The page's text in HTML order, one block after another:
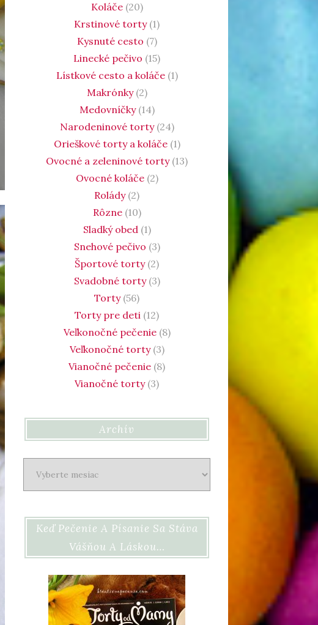
Koláče(20)
Krstinové torty(1)
Kysnuté cesto (7)
Linecké pečivo (15)
Lístkové cesto a koláče(1)
Makrónky(2)
Medovníčky(14)
Narodeninové torty(24)
Orieškové torty a koláče(1)
Ovocné a zeleninové torty(13)
Ovocné koláče(2)
Rolády(2)
Rôzne(10)
Sladký obed(1)
Snehové pečivo (3)
Športové torty(2)
Svadobné torty(3)
Torty(56)
Torty pre deti (12)
Veľkonočné pečenie(8)
Veľkonočné torty(3)
Vianočné pečenie (8)
Vianočné torty(3)
Archív
Keď Pečenie A Písanie Sa Stáva
Vášňou A Láskou…